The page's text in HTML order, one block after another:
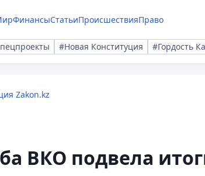
ФинансыСтатьиПроисшествияПраво
#Новая Конституция #Гордость
Zakon.kz
ВКО подвела